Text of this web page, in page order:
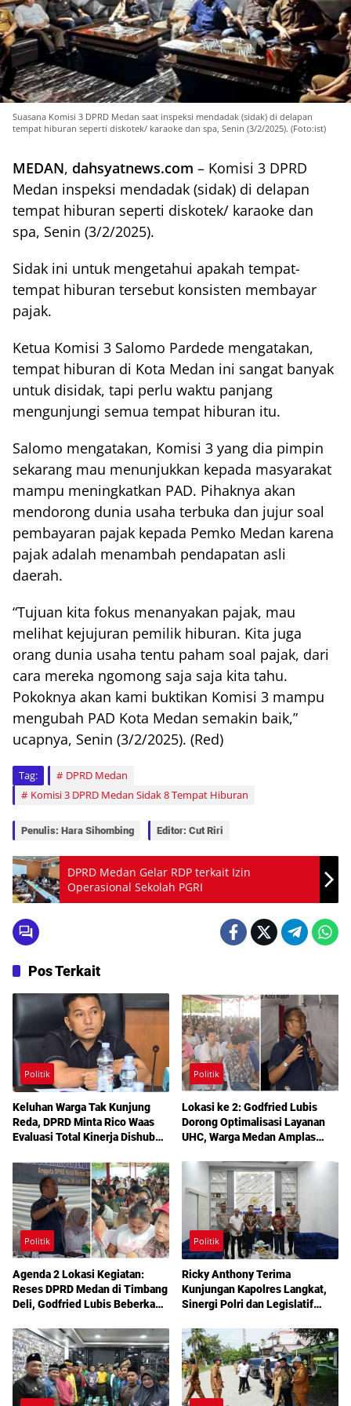
Suasana Komisi 3 DPRD Medan saat inspeksi mendadak (sidak) di delapan
tempat hiburan seperti diskotek/ karaoke dan spa, Senin (3/2/2025). (Foto:ist)
MEDAN, dahsyatnews.com – Komisi 3 DPRD
Medan inspeksi mendadak (sidak) di delapan
tempat hiburan seperti diskotek/ karaoke dan
spa, Senin (3/2/2025).
Sidak ini untuk mengetahui apakah tempat-
tempat hiburan tersebut konsisten membayar
pajak.
Ketua Komisi 3 Salomo Pardede mengatakan,
tempat hiburan di Kota Medan ini sangat banyak
untuk disidak, tapi perlu waktu panjang
mengunjungi semua tempat hiburan itu.
Salomo mengatakan, Komisi 3 yang dia pimpin
sekarang mau menunjukkan kepada masyarakat
mampu meningkatkan PAD. Pihaknya akan
mendorong dunia usaha terbuka dan jujur soal
pembayaran pajak kepada Pemko Medan karena
pajak adalah menambah pendapatan asli
daerah.
“Tujuan kita fokus menanyakan pajak, mau
melihat kejujuran pemilik hiburan. Kita juga
orang dunia usaha tentu paham soal pajak, dari
cara mereka ngomong saja saja kita tahu.
Pokoknya akan kami buktikan Komisi 3 mampu
mengubah PAD Kota Medan semakin baik,”
ucapnya, Senin (3/2/2025). (Red)
Tag:
DPRD Medan
Komisi 3 DPRD Medan Sidak 8 Tempat Hiburan
Penulis: Hara Sihombing Editor: Cut Riri
DPRD Medan Gelar RDP terkait Izin
Operasional Sekolah PGRI
Pos Terkait
Politik
Keluhan Warga Tak Kunjung
Reda, DPRD Minta Rico Waas
Evaluasi Total Kinerja Dishub
Politik
Lokasi ke 2: Godfried Lubis
Dorong Optimalisasi Layanan
UHC, Warga Medan Amplas
Berobat Gratis Bermodal KTP
Politik
Agenda 2 Lokasi Kegiatan:
Reses DPRD Medan di Timbang
Deli, Godfried Lubis Beberkan
Layanan Kesehatan Gratis
Politik
Ricky Anthony Terima
Kunjungan Kapolres Langkat,
Sinergi Polri dan Legislatif